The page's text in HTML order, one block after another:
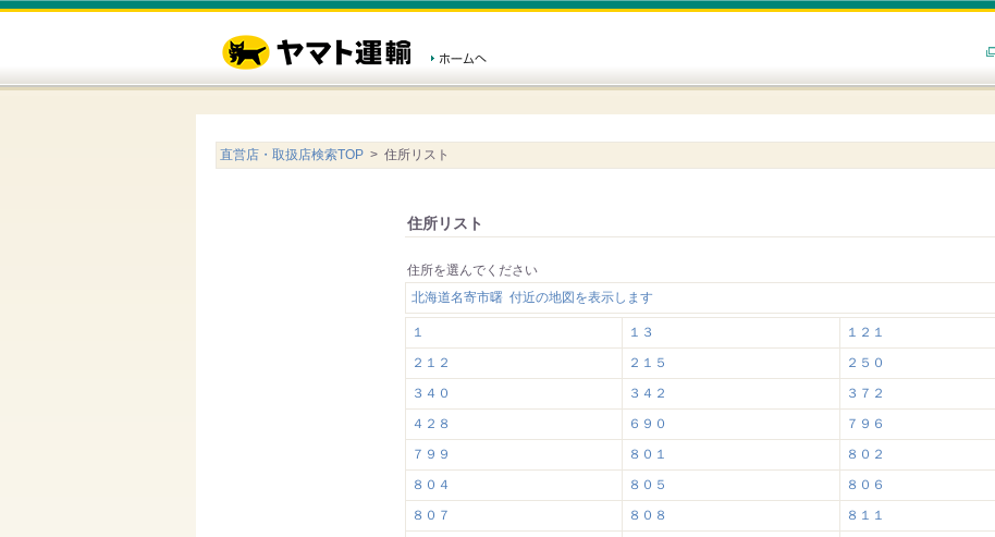
直営店・取扱店検索TOP > 住所リスト
住所リスト
住所を選んでください
北海道名寄市曙 付近の地図を表示します
１ １３
１２１
２１２
２１５
２５０
３４０
３４２
３７２
４２８
６９０
７９６
７９９
８０１
８０２
８０４
８０５
８０６
８０７
８０８
８１１